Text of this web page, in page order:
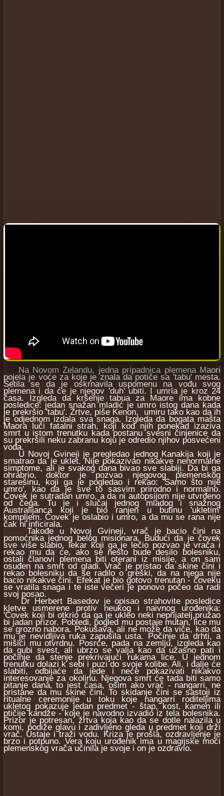
Na Novom Zelandu, jedna pripadnica plemena Maori
pojela je voće za koje je znala da potiče sa 'tabu' mesta.
Setila se da je oskrnavila uspomenu na vođu svog
plemena i da će je njegov 'duh' ubiti. I umrla je kroz 24
časa. Izgleda da kršenje tabua za Maore ima kobne
posledice: jedan snažan mladić je umro istog dana kada
je prekršio 'tabu'. Žrtve, piše Kenon, umiru tako kao da ih
je odjednom izdala sva snaga. Izgleda da bogata mašta
Maora luči fatalni strah, koji kod njih ponekad izaziva
smrt u istom trenutku kada postanu svesni činjenice da
su prekršili neku zabranu koju je odredio njihov posvećeni
vođa.
U Novoj Gvineji je pregledao jednog Kanakija koji je
smatrao da je uklet. Nije pokazivao nikakve nenormalne
simptome, ali je svakog dana bivao sve slabiji. Da bi ga
ohrabrio, doktor je pozvao njegovog plemenskog
starešinu, koji ga je pogledao i rekao: 'Samo što nije
umro', kao da je sve to sasvim prirodno i normalno.
Čovek je sutradan umro, a da ni autopsijom nije utvrđeno
od čega. Tu je i slučaj jednog mladog i snažnog
Australijanca koji je bio ranjen u butinu 'ukletim'
kompljem. Čovek je oslabio i umro, a da mu se rana nije
čak ni inficirala.
Takođe u Novoj Gvineji, vrač je bacio čini na
pomoćnika jednog belog misionara. Budući da je čovek
sve više slabio, lekar koji ga je lečio pozvao je vrača i
rekao mu da će, ako se nešto bude desilo bolesniku,
ostali članovi plemena biti oterani iz misije, a on sam
osuđen na smrt od gladi. Vrač je pristao da skine čini i
rekao bolesniku da se radilo o greški, da na njega nije
bacio nikakve čini. Efekat je bio gotovo trenutan - čoveku
se vratila snaga i te iste večeri je ponovo počeo da radi
svoj posao.
Dr Herbert Basedov je opisao strahovite posledice
kletve usmerene protiv neukog i naivnog urođenika:
'Čovek koji bi otkrio da ga je ukleo neki neprijatelj,pružao
bi jadan prizor. Pobledi, pogled mu postaje mutan, lice mu
se grozno nabora. Pokušava, ali ne može da viče, kao da
mu je nevidljiva ruka zapušila usta. Počinje da drhti, a
mišići mu otvrdnu. Posrće, pada na zemlju, izgleda kao
da gubi svest, ali ubrzo se valja kao da užasno pati i
počinje da stenje prekrivajući rukama lice. U jednom
trenutku dolazi k sebi i puzi do svoje kolibe. Ali, i dalje će
slabiti, odbijaće da jede i neće pokazivati nikakvo
interesovanje za okolinu. Njegova smrt će tada biti samo
pitanje dana, to jest časa, osim ako vrač - nangarri, ne
pristane da mu skine čini. To skidanje čini se sastoji iz
ritualne ceremonije u toku koje nangarri roditeljima
ukletog pokazuje jedan predmet - štap, kost, kamen ili
ptičije kandže - koje je navodno izvadio iz tela bolesnika.
Prizor je potresan, žrtva koja kao da se dotle nalazila u
komi, podiže glavu i zadivljeno gleda u predmet koji drži
vrač. Ustaje i traži vodu. Kriza je prošla, ozdravljenje je
brzo i potpuno. Vera koju urođenik ima u magijske moći
plemenskog vrača učinila je svoje i on je ozdravio.